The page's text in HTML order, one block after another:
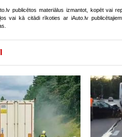
publicētos materiālus izmantot, kopēt vai
vai kā citādi rīkoties ar iAuto.lv